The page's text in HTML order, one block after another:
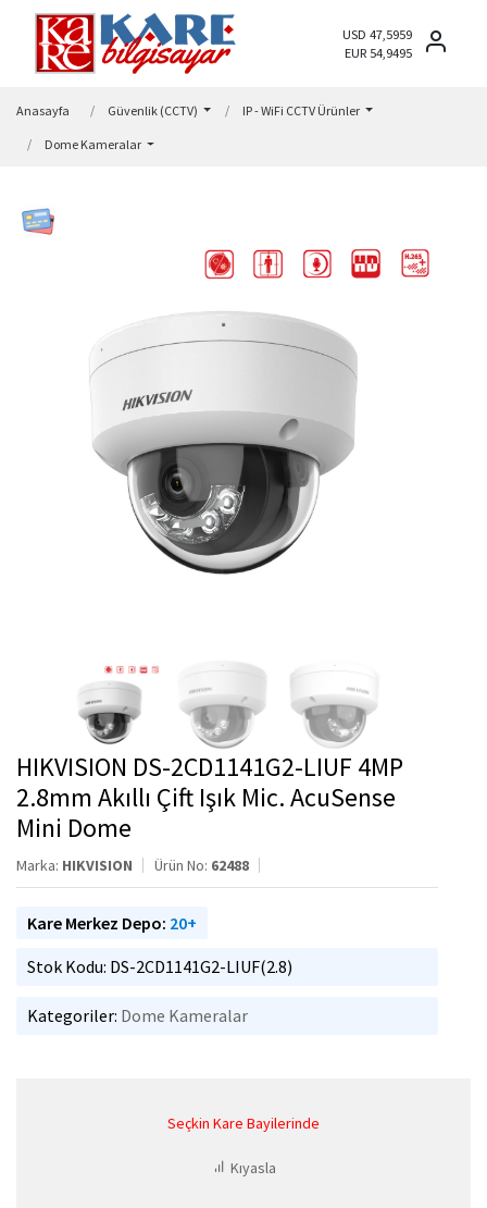
USD 47,5959
EUR 54,9495
Anasayfa Güvenlik (CCTV) IP - WiFi CCTV Ürünler
Dome Kameralar
HIKVISION DS-2CD1141G2-LIUF 4MP
2.8mm Akıllı Çift Işık Mic. AcuSense
Mini Dome
Marka: HIKVISION Ürün No: 62488
Kare Merkez Depo: 20+
Stok Kodu: DS-2CD1141G2-LIUF(2.8)
Kategoriler: Dome Kameralar
Seçkin Kare Bayilerinde
Kıyasla